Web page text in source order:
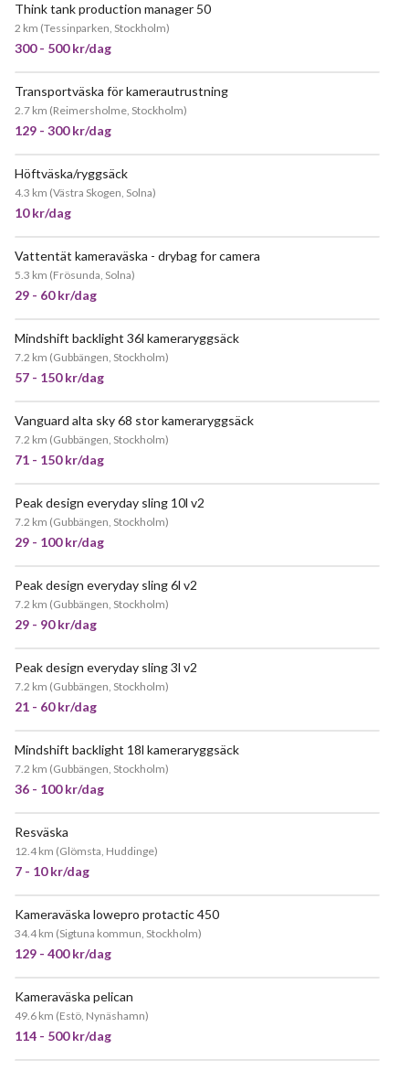
Think tank production manager 50
2 km (Tessinparken, Stockholm)
300 - 500 kr/dag
Transportväska för kamerautrustning
2.7 km (Reimersholme, Stockholm)
129 - 300 kr/dag
Höftväska/ryggsäck
4.3 km (Västra Skogen, Solna)
10 kr/dag
Vattentät kameraväska - drybag for camera
5.3 km (Frösunda, Solna)
29 - 60 kr/dag
Mindshift backlight 36l kameraryggsäck
7.2 km (Gubbängen, Stockholm)
57 - 150 kr/dag
Vanguard alta sky 68 stor kameraryggsäck
7.2 km (Gubbängen, Stockholm)
71 - 150 kr/dag
Peak design everyday sling 10l v2
7.2 km (Gubbängen, Stockholm)
29 - 100 kr/dag
Peak design everyday sling 6l v2
7.2 km (Gubbängen, Stockholm)
29 - 90 kr/dag
Peak design everyday sling 3l v2
7.2 km (Gubbängen, Stockholm)
21 - 60 kr/dag
Mindshift backlight 18l kameraryggsäck
7.2 km (Gubbängen, Stockholm)
36 - 100 kr/dag
Resväska
12.4 km (Glömsta, Huddinge)
7 - 10 kr/dag
Kameraväska lowepro protactic 450
34.4 km (Sigtuna kommun, Stockholm)
129 - 400 kr/dag
Kameraväska pelican
49.6 km (Estö, Nynäshamn)
114 - 500 kr/dag